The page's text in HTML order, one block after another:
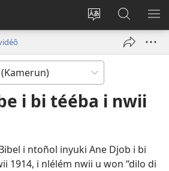
Héñha
site
Lijubul
(opens
Yéñ
JW.ORG
i bi tééba i nwii
i ntoñol inyuki Ane Djob i bi
1914, i nlélém nwii u won “dilo di